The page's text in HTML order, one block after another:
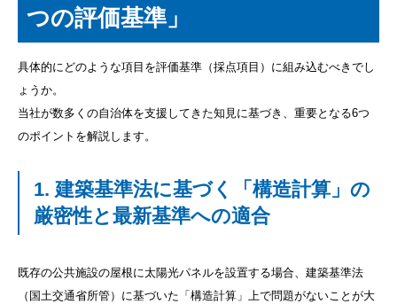
つの評価基準」
具体的にどのような項目を評価基準（採点項目）に組み込むべきでし
ょうか。
当社が数多くの自治体を支援してきた知見に基づき、重要となる6つ
のポイントを解説します。
1. 建築基準法に基づく「構造計算」の
厳密性と最新基準への適合
既存の公共施設の屋根に太陽光パネルを設置する場合、建築基準法
（国土交通省所管）に基づいた「構造計算」上で問題がないことが大